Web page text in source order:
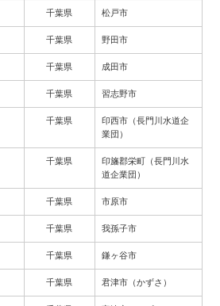
千葉県 松戸市
千葉県 野田市
千葉県 成田市
千葉県 習志野市
千葉県
印西市（長門川水道企
業団）
千葉県
印旛郡栄町（長門川水
道企業団）
千葉県 市原市
千葉県 我孫子市
千葉県 鎌ヶ谷市
千葉県 君津市（かずさ）